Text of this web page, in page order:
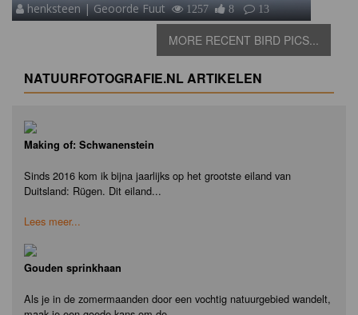
henksteen | Geoorde Fuut 1257 8 13
MORE RECENT BIRD PICS...
NATUURFOTOGRAFIE.NL ARTIKELEN
Making of: Schwanenstein
Sinds 2016 kom ik bijna jaarlijks op het grootste eiland van
Duitsland: Rügen. Dit eiland...
Lees meer...
Gouden sprinkhaan
Als je in de zomermaanden door een vochtig natuurgebied wandelt,